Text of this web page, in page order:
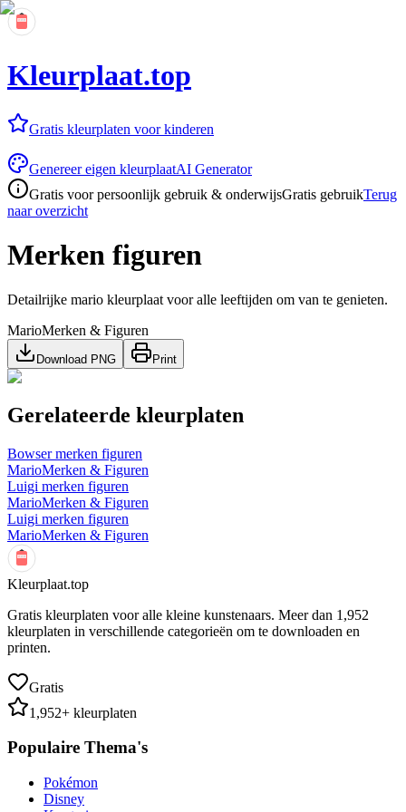
Kleurplaat.top
Gratis kleurplaten voor kinderen
Genereer eigen kleurplaatAI Generator
Gratis voor persoonlijk gebruik & onderwijsGratis gebruikTerug
naar overzicht
Merken figuren
Detailrijke mario kleurplaat voor alle leeftijden om van te genieten.
MarioMerken & Figuren
Download PNG Print
Gerelateerde kleurplaten
Bowser merken figuren
MarioMerken & Figuren
Luigi merken figuren
MarioMerken & Figuren
Luigi merken figuren
MarioMerken & Figuren
Kleurplaat.top
Gratis kleurplaten voor alle kleine kunstenaars. Meer dan 1,952
kleurplaten in verschillende categorieën om te downloaden en
printen.
Gratis
1,952+ kleurplaten
Populaire Thema's
Pokémon
Disney